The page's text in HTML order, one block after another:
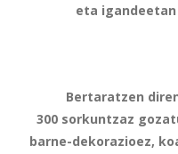
eta igandeetan
Bertaratzen
300 sorkuntzaz
barne-dekorazioez,